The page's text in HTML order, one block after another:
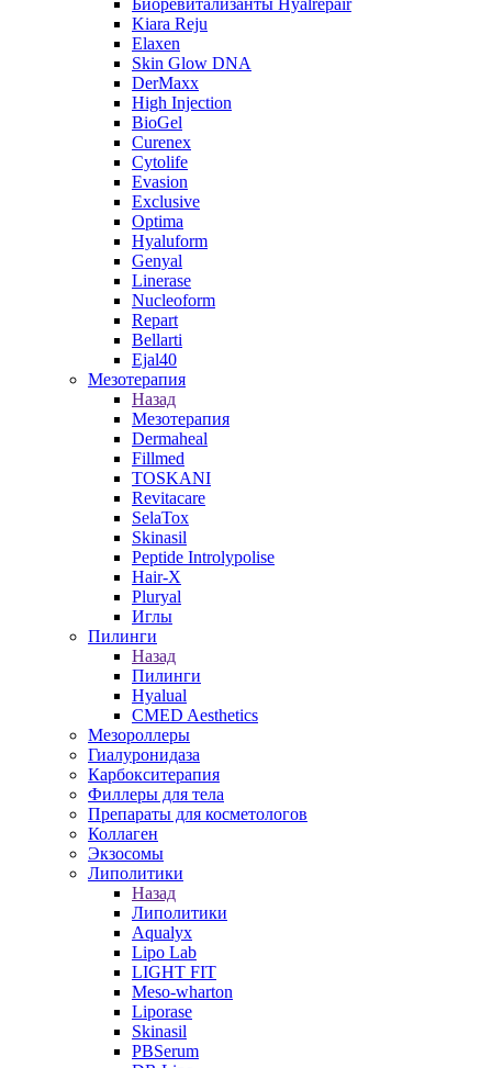
Биоревитализанты Hyalrepair
Kiara Reju
Elaxen
Skin Glow DNA
DerMaxx
High Injection
BioGel
Curenex
Cytolife
Evasion
Exclusive
Optima
Hyaluform
Genyal
Linerase
Nucleoform
Repart
Bellarti
Ejal40
Мезотерапия
Назад
Мезотерапия
Dermaheal
Fillmed
TOSKANI
Revitacare
SelaTox
Skinasil
Peptide Introlypolise
Hair-X
Pluryal
Иглы
Пилинги
Назад
Пилинги
Hyalual
CMED Aesthetics
Мезороллеры
Гиалуронидаза
Карбокситерапия
Филлеры для тела
Препараты для косметологов
Коллаген
Экзосомы
Липолитики
Назад
Липолитики
Aqualyx
Lipo Lab
LIGHT FIT
Meso-wharton
Liporase
Skinasil
PBSerum